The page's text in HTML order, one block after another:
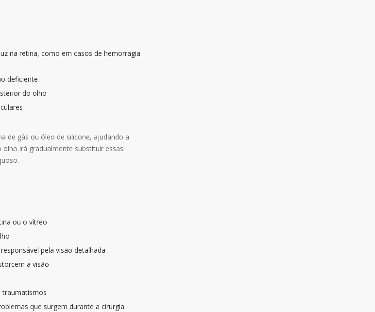
na retina, como em casos de hemorragia
deficiente
do olho
de gás ou óleo de silicone, ajudando a
irá gradualmente substituir essas
ou o vítreo
pela visão detalhada
a visão
traumatismos
que surgem durante a cirurgia.